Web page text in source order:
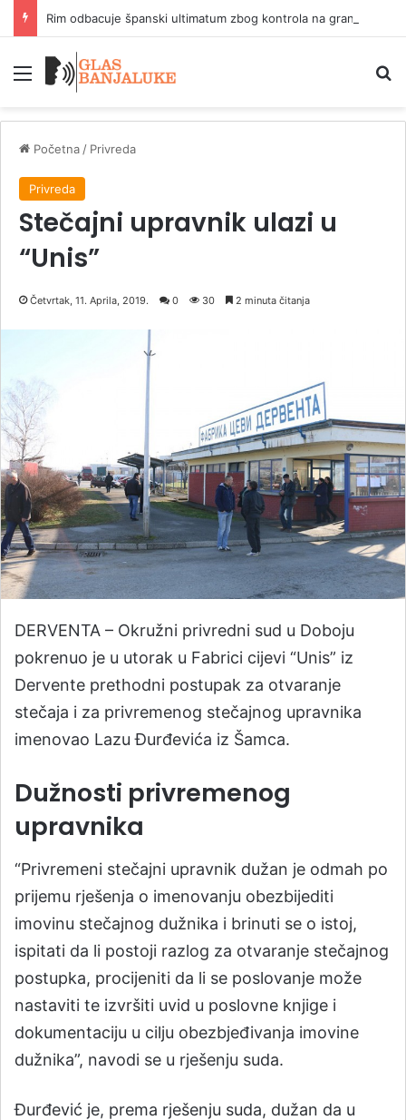
Rim odbacuje španski ultimatum zbog kontrola na granici
Meni
Početna / Privreda
Privreda
Stečajni upravnik ulazi u
“Unis”
Četvrtak, 11. Aprila, 2019. 0 30 2 minuta čitanja
​DERVENTA – Okružni privredni sud u Doboju
pokrenuo je u utorak u Fabrici cijevi “Unis” iz
Dervente prethodni postupak za otvaranje
stečaja i za privremenog stečajnog upravnika
imenovao Lazu Đurđevića iz Šamca.
Dužnosti privremenog
upravnika
“Privremeni stečajni upravnik dužan je odmah po
prijemu rješenja o imenovanju obezbijediti
imovinu stečajnog dužnika i brinuti se o istoj,
ispitati da li postoji razlog za otvaranje stečajnog
postupka, procijeniti da li se poslovanje može
nastaviti te izvršiti uvid u poslovne knjige i
dokumentaciju u cilju obezbjeđivanja imovine
dužnika”, navodi se u rješenju suda.
Đurđević je, prema rješenju suda, dužan da u